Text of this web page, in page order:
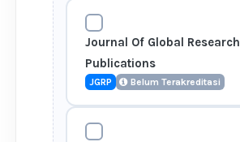
Journal Of Global Research
Publications
JGRP Belum Terakreditasi